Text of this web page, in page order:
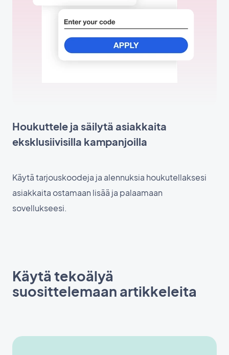
Houkuttele ja säilytä asiakkaita
eksklusiivisilla kampanjoilla
Käytä tarjouskoodeja ja alennuksia houkutellaksesi
asiakkaita ostamaan lisää ja palaamaan
sovellukseesi.
Käytä tekoälyä
suosittelemaan artikkeleita